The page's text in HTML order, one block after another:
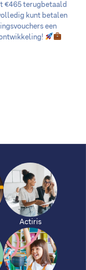
€465 terugbetaald
kunt betalen
een
Actiris